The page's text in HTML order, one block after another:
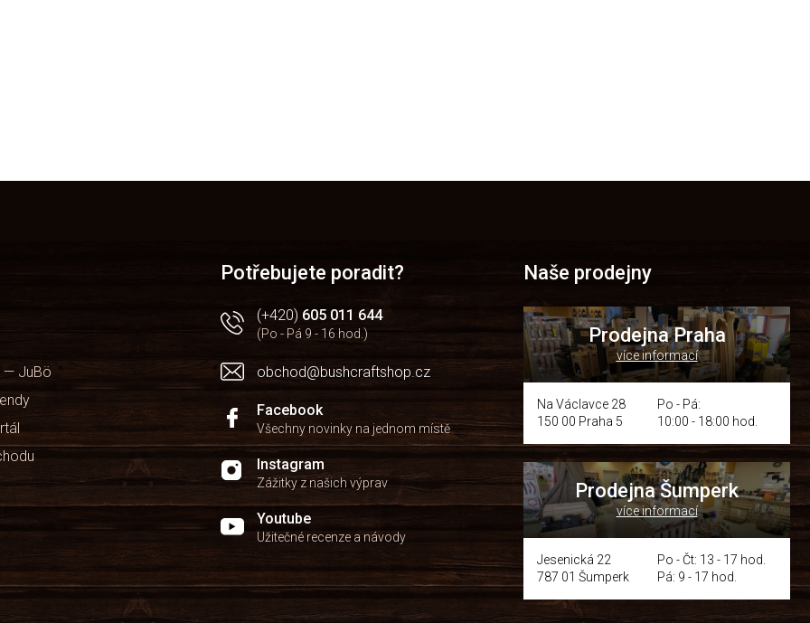
— JuBö
Potřebujete poradit?
(+420) 605 011 644
(Po - Pá 9 - 16 hod.)
obchod@bushcraftshop.cz
Facebook
Všechny novinky na jednom místě
Instagram
Zážitky z našich výprav
Youtube
Užitečné recenze a návody
Naše prodejny
Prodejna Praha
více informací
Na Václavce 28
150 00 Praha 5
Po - Pá:
10:00 - 18:00 hod.
Prodejna Šumperk
více informací
Jesenická 22
787 01 Šumperk
Po - Čt: 13 - 17 hod.
Pá: 9 - 17 hod.